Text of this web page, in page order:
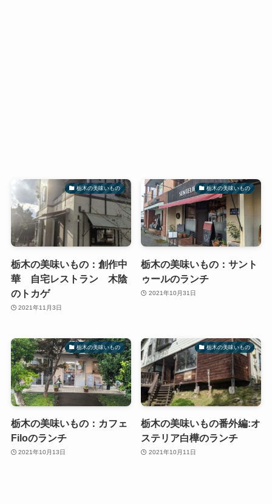
栃木の美味いもの
栃木の美味いもの：創作中
華 自宅レストラン 木陰
のトカゲ
2021年11月3日
栃木の美味いもの
栃木の美味いもの：サント
ゥールのランチ
2021年10月31日
栃木の美味いもの
栃木の美味いもの：カフェ
Filoのランチ
2021年10月13日
栃木の美味いもの
栃木の美味いもの番外編:オ
ステリア白樺のランチ
2021年10月11日